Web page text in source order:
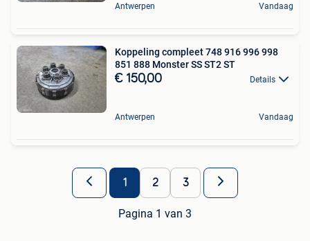
Antwerpen Vandaag
Koppeling compleet 748 916 996 998
851 888 Monster SS ST2 ST
€ 150,00 Details
Antwerpen Vandaag
1 2 3
Pagina 1 van 3